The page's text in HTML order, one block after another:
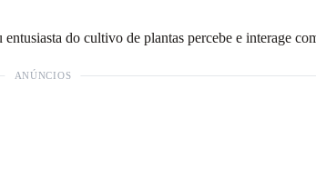
do cultivo de plantas percebe e interage
ANÚNCIOS